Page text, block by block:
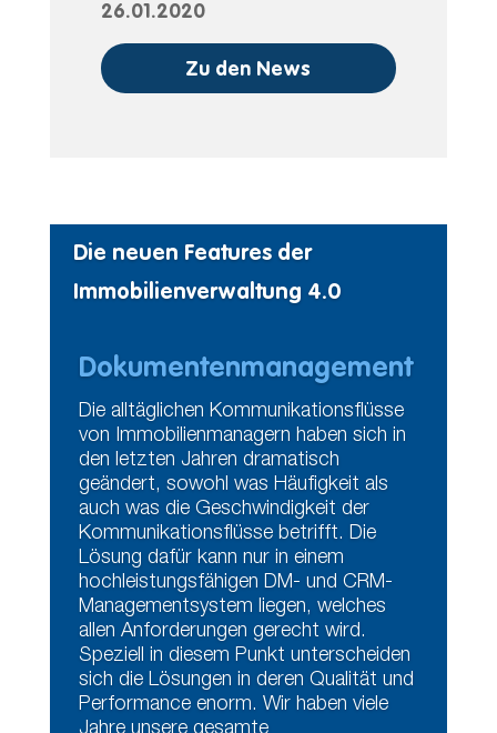
26.01.2020
Zu den News
Die neuen Features der
Immobilienverwaltung 4.0
Dokumentenmanagement
Die alltäglichen Kommunikationsflüsse
von Immobilienmanagern haben sich in
den letzten Jahren dramatisch
geändert, sowohl was Häufigkeit als
auch was die Geschwindigkeit der
Kommunikationsflüsse betrifft. Die
Lösung dafür kann nur in einem
hochleistungsfähigen DM- und CRM-
Managementsystem liegen, welches
allen Anforderungen gerecht wird.
Speziell in diesem Punkt unterscheiden
sich die Lösungen in deren Qualität und
Performance enorm. Wir haben viele